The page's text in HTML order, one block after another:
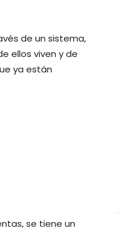
de un sistema,
ellos viven y de
ya están
se tiene un